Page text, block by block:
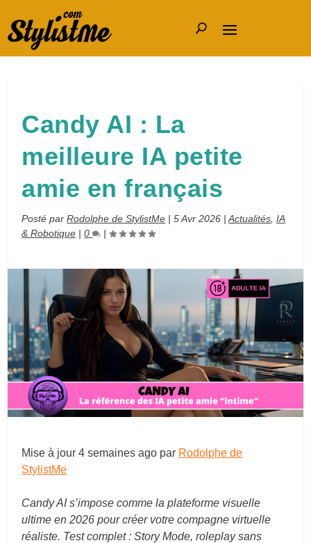
Candy AI : La
meilleure IA petite
amie en français
Posté parRodolphe de StylistMe |5 Avr 2026 |Actualités ,IA
& Robotique |0 |
Mise à jour4 semaines ago par Rodolphe de
StylistMe
Candy AI s’impose comme la plateforme visuelle
ultime en 2026 pour créer votre compagne virtuelle
réaliste. Test complet : Story Mode, roleplay sans